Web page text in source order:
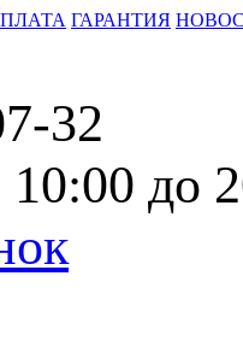
ГАРАНТИЯ
32
до